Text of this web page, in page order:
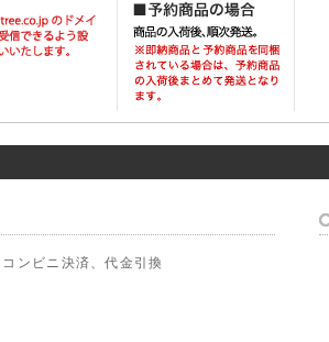
ンビニ決済、代金引換